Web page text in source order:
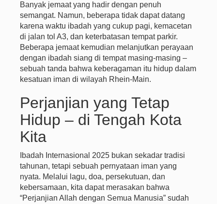
Banyak jemaat yang hadir dengan penuh
semangat. Namun, beberapa tidak dapat datang
karena waktu ibadah yang cukup pagi, kemacetan
di jalan tol A3, dan keterbatasan tempat parkir.
Beberapa jemaat kemudian melanjutkan perayaan
dengan ibadah siang di tempat masing-masing –
sebuah tanda bahwa keberagaman itu hidup dalam
kesatuan iman di wilayah Rhein-Main.
Perjanjian yang Tetap
Hidup – di Tengah Kota
Kita
Ibadah Internasional 2025 bukan sekadar tradisi
tahunan, tetapi sebuah pernyataan iman yang
nyata. Melalui lagu, doa, persekutuan, dan
kebersamaan, kita dapat merasakan bahwa
“Perjanjian Allah dengan Semua Manusia” sudah